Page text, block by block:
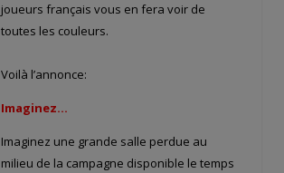
joueurs français vous en fera voir de
toutes les couleurs.
Voilà l’annonce:
Imaginez…
Imaginez une grande salle perdue au
milieu de la campagne disponible le temps